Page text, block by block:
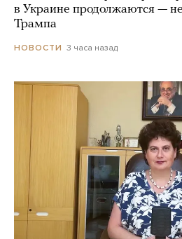
в Украине продолжаются —
Трампа
НОВОСТИ 3 часа назад